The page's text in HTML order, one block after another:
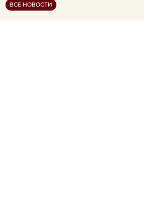
ВСЕ НОВОСТИ